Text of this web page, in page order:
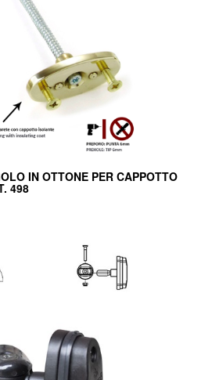
IN OTTONE PER CAPPOTTO
498